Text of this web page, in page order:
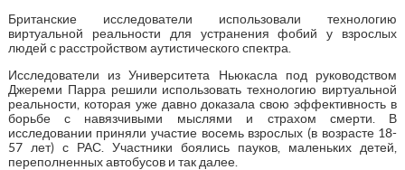
Британские исследователи использовали технологию
виртуальной реальности для устранения фобий у взрослых
людей с расстройством аутистического спектра.
Исследователи из Университета Ньюкасла под руководством
Джереми Парра решили использовать технологию виртуальной
реальности, которая уже давно доказала свою эффективность в
борьбе с навязчивыми мыслями и страхом смерти. В
исследовании приняли участие восемь взрослых (в возрасте 18-
57 лет) с РАС. Участники боялись пауков, маленьких детей,
переполненных автобусов и так далее.